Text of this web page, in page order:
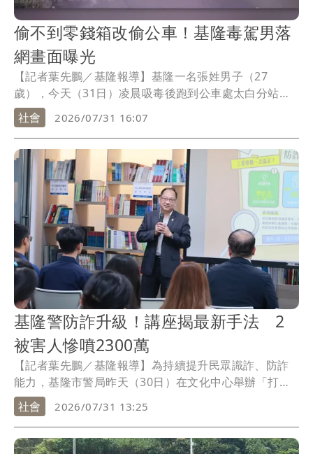
偷不到零錢箱改偷公車！基隆毒駕男落
網畫面曝光
【記者葉先鵬／基隆報導】基隆一名張姓男子（27
歲），今天（31日）凌晨吸毒後跑到公車處太白分站偷
走一輛公車，警方獲報迅速攔截公車，並在張男身上找
到一顆依托咪酯煙彈，詢後已依法移送地檢署偵辦，全
案未造成人員受傷。
社會 2026/07/31 16:07
基隆警防詐升級！講座揭最新手法 2
被害人慘噴2300萬
【記者葉先鵬／基隆報導】為持續提升民眾識詐、防詐
能力，基隆市警局昨天（30日）在文化中心舉辦「打擊
詐騙防詐系列講座」，現場邀請犯罪防治專家林書立、
律師蔡昆洲、基隆律師公會理事辛佩羿及反詐宣傳大使
U:NUS高胥崴共同參與，希望透過專業講授、案例解析
及互動交流，提升民眾識詐、防詐能力。
社會 2026/07/31 13:25